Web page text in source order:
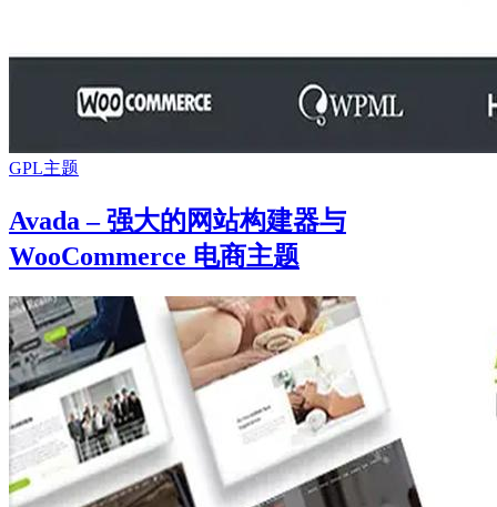
GPL主题
Avada – 强大的网站构建器与
WooCommerce 电商主题